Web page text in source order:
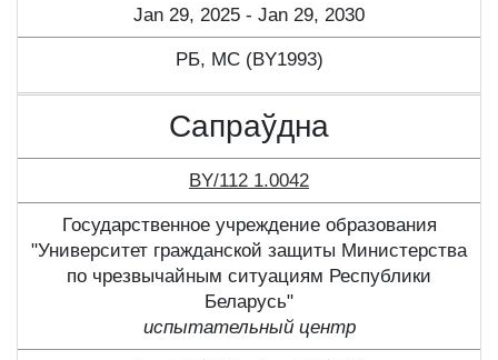
Jan 29, 2025 - Jan 29, 2030
РБ, МС (BY1993)
Сапраўдна
BY/112 1.0042
Государственное учреждение образования
"Университет гражданской защиты Министерства
по чрезвычайным ситуациям Республики
Беларусь"
испытательный центр